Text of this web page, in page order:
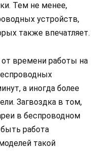
Тем не менее,
устройств,
также впечатляет.
времени работы на
а иногда более
Загвоздка в том,
в беспроводном
работа
такой